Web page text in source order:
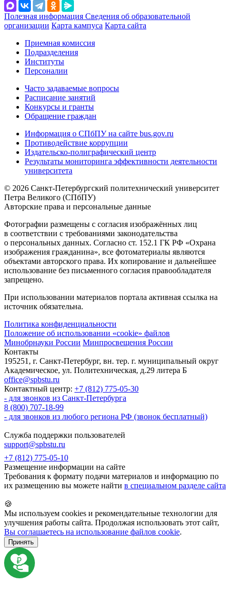
Полезная информация Сведения об образовательной
организации Карта кампуса Карта сайта
Приемная комиссия
Подразделения
Институты
Персоналии
Часто задаваемые вопросы
Расписание занятий
Конкурсы и гранты
Обращение граждан
Информация о СПбПУ на сайте bus.gov.ru
Противодействие коррупции
Издательско-полиграфический центр
Результаты мониторинга эффективности деятельности
университета
© 2026 Санкт-Петербургский политехнический университет
Петра Великого (СПбПУ)
Авторские права и персональные данные
Фотографии размещены с согласия изображённых лиц
в соответствии с требованиями законодательства
о персональных данных. Согласно ст. 152.1 ГК РФ «Охрана
изображения гражданина», все фотоматериалы являются
объектами авторского права. Их копирование и дальнейшее
использование без письменного согласия правообладателя
запрещено.
При использовании материалов портала активная ссылка на
источник обязательна.
Политика конфиденциальности
Положение об использовании «cookie» файлов
Минобрнауки России Минпросвещения России
Контакты
195251, г. Санкт-Петербург, вн. тер. г. муниципальный округ
Академическое, ул. Политехническая, д.29 литера Б
office@spbstu.ru
Контактный центр: +7 (812) 775-05-30
- для звонков из Санкт-Петербурга
8 (800) 707-18-99
- для звонков из любого региона РФ (звонок бесплатный)
Служба поддержки пользователей
support@spbstu.ru
+7 (812) 775-05-10
Размещение информации на сайте
Требования к формату подачи материалов и информацию по
их размещению вы можете найти в специальном разделе сайта
🍪
Мы используем cookies и рекомендательные технологии для
улучшения работы сайта. Продолжая использовать этот сайт,
Вы соглашаетесь на использование файлов cookie.
Принять